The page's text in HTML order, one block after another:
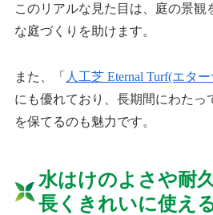
このリアルな見た目は、庭の景観
な庭づくりを助けます。
また、「 人工芝 Eternal Turf(エタ
にも優れており、長期間にわたっ
を保てるのも魅力です。
水はけのよさや耐
長くきれいに使え